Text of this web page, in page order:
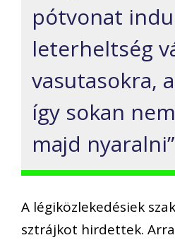
pótvonat
leterheltség
vasutasokra,
így sokan
majd
A légiközlekedésiek
sztrájkot hirdettek.